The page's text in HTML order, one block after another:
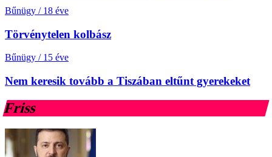
Bűnügy / 18 éve
Törvénytelen kolbász
Bűnügy / 15 éve
Nem keresik tovább a Tiszában eltűnt gyerekeket
Friss